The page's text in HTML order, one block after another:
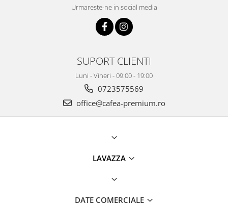
Urmareste-ne in social media
SUPORT CLIENTI
Luni - Vineri - 09:00 - 19:00
0723575569
office@cafea-premium.ro
LAVAZZA
DATE COMERCIALE